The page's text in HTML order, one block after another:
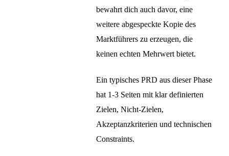
bewahrt dich auch davor, eine
weitere abgespeckte Kopie des
Marktführers zu erzeugen, die
keinen echten Mehrwert bietet.
Ein typisches PRD aus dieser Phase
hat 1-3 Seiten mit klar definierten
Zielen, Nicht-Zielen,
Akzeptanzkriterien und technischen
Constraints.